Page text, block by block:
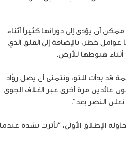
أن يؤدي إلى دورانها كثيراً أثناء
خطر، بالإضافة إلى القلق الذي
هبوطها للأرض.
بدأت للتو، ونتمنى أن يصل روّاد
أيام، ومن ثم ركوب مركبة دراغون عائدين مرة أخرى عبر الغلاف الجوي
النصر بعد”.
الإطلاق الأولى، “تأثرت بشدة عندما